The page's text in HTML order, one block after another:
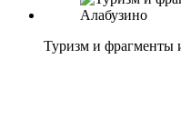
Туризм и фрагменты